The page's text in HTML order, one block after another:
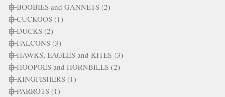
BOOBIES and GANNETS (2)
CUCKOOS (1)
DUCKS (2)
FALCONS (3)
HAWKS, EAGLES and KITES (3)
HOOPOES and HORNBILLS (2)
KINGFISHERS (1)
PARROTS (1)